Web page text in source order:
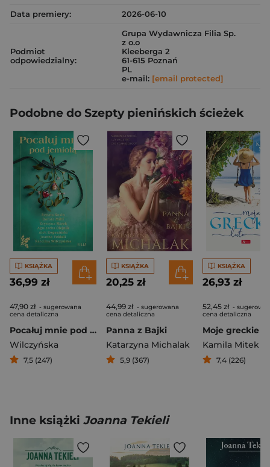
Data premiery:
2026-06-10
Podmiot
odpowiedzialny:
Grupa Wydawnicza Filia Sp.
z o.o
Kleeberga 2
61-615 Poznań
PL
e-mail: [email protected]
Podobne do Szepty pienińskich ścieżek
KSIĄŻKA
36,99 zł
47,90 zł - sugerowana
cena detaliczna
Pocałuj mnie pod jemiołą
Wilczyńska
7,5 (247)
KSIĄŻKA
20,25 zł
44,99 zł - sugerowana
cena detaliczna
Panna z Bajki
Katarzyna Michalak
5,9 (367)
KSIĄŻKA
26,93 zł
52,45 zł -
cena detaliczna
Moje greckie
Kamila Mitek
7,4 (226)
Inne książki Joanna Tekieli